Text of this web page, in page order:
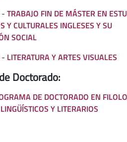
TRABAJO FIN DE MÁSTER EN
Y CULTURALES INGLESES Y SU
SOCIAL
LITERATURA Y ARTES VISUALES
Doctorado:
DE DOCTORADO EN
Y LITERARIOS